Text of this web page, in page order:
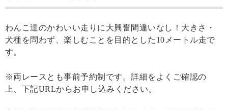
わんこ達のかわいい走りに大興奮間違いなし！大きさ・
犬種を問わず、楽しむことを目的とした10メートル走で
す。
※両レースとも事前予約制です。詳細をよくご確認の
上、下記URLからお申し込みください。